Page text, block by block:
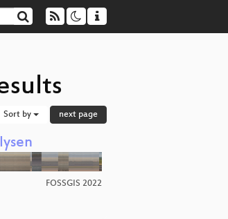
Sort by next page
FOSSGIS 2022